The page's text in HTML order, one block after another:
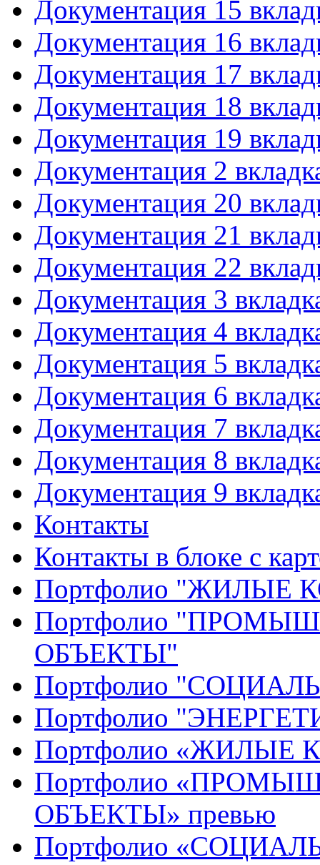
Документация 15
Документация 16
Документация 17
Документация 18
Документация 19
Документация 2
Документация 20
Документация 21
Документация 22
Документация 3
Документация 4
Документация 5
Документация 6
Документация 7
Документация 8
Документация 9
Контакты
Контакты в блоке с
Портфолио "ЖИЛЫЕ
Портфолио
ОБЪЕКТЫ"
Портфолио
Портфолио
Портфолио «ЖИЛЫЕ
Портфолио
ОБЪЕКТЫ» превью
Портфолио